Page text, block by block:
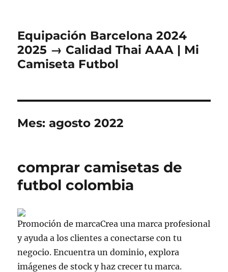
Equipación Barcelona 2024
2025 → Calidad Thai AAA | Mi
Camiseta Futbol
Mes:agosto 2022
comprar camisetas de
futbol colombia
Promoción de marcaCrea una marca profesional
y ayuda a los clientes a conectarse con tu
negocio. Encuentra un dominio, explora
imágenes de stock y haz crecer tu marca.